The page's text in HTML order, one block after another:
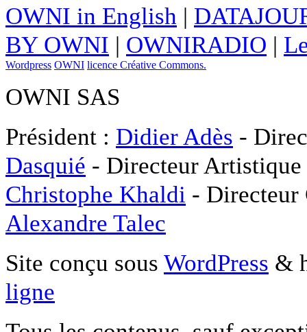
OWNI in English |
BY OWNI | OWNIRADIO |
Wordpress OWNI licence Créative Commons.
OWNI SAS
Président : Didier Adès -
Dasquié - Directeur
Christophe Khaldi -
Alexandre Talec
Site conçu sous WordPress &
ligne